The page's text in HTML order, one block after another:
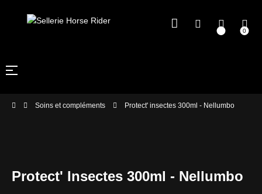
0
Basculer
☰
Soins et compléments Protect' insectes 300ml - Nellumbo
Protect' Insectes 300ml - Nellumbo